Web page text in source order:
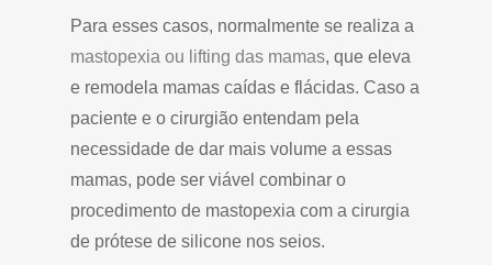
Para esses casos, normalmente se realiza a
mastopexia ou lifting das mamas, que eleva
e remodela mamas caídas e flácidas. Caso a
paciente e o cirurgião entendam pela
necessidade de dar mais volume a essas
mamas, pode ser viável combinar o
procedimento de mastopexia com a cirurgia
de prótese de silicone nos seios.